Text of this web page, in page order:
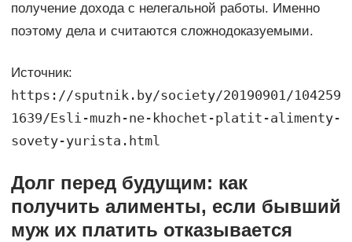
получение дохода с нелегальной работы. Именно
поэтому дела и считаются сложнодоказуемыми.
Источник:
https://sputnik.by/society/20190901/104259
1639/Esli-muzh-ne-khochet-platit-alimenty-
sovety-yurista.html
Долг перед будущим: как
получить алименты, если бывший
муж их платить отказывается